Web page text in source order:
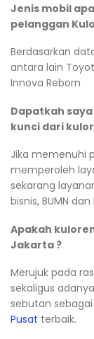
Jenis mobil
pelanggan
Berdasarkan
antara lain
Innova Reborn
Dapatkah
kunci dari
Jika memenuhi
memperoleh
sekarang
bisnis, BUMN
Apakah
Jakarta ?
Merujuk pada
sekaligus
sebutan
Pusat terbaik.